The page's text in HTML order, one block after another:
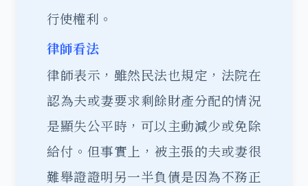
行使權利。
律師看法
律師表示，雖然民法也規定，法院在
認為夫或妻要求剩餘財產分配的情況
是顯失公平時，可以主動減少或免除
給付。但事實上，被主張的夫或妻很
難舉證證明另一半負債是因為不務正